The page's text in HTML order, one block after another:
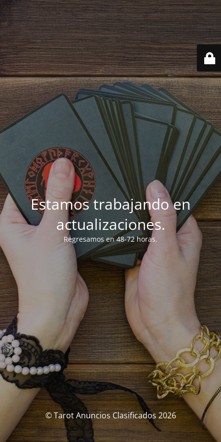
Estamos trabajando en
actualizaciones.
Regresamos en 48-72 horas.
© Tarot Anuncios Clasificados 2026